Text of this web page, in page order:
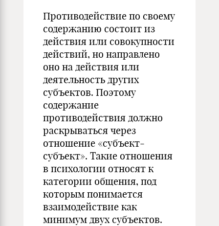
Противодействие по своему
содержанию состоит из
действия или совокупности
действий, но направлено
оно на действия или
деятельность других
субъектов. Поэтому
содержание
противодействия должно
раскрываться через
отношение «субъект-
субъект». Такие отношения
в психологии относят к
категории общения, под
которым понимается
взаимодействие как
минимум двух субъектов.